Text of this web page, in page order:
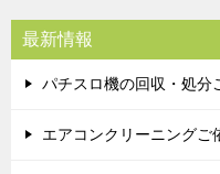
最新情報
パチスロ機の回収・処
エアコンクリーニング